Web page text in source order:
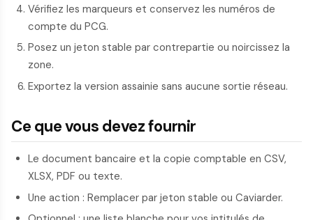
Vérifiez les marqueurs et conservez les numéros de
compte du PCG.
Posez un jeton stable par contrepartie ou noircissez la
zone.
Exportez la version assainie sans aucune sortie réseau.
Ce que vous devez fournir
Le document bancaire et la copie comptable en CSV,
XLSX, PDF ou texte.
Une action : Remplacer par jeton stable ou Caviarder.